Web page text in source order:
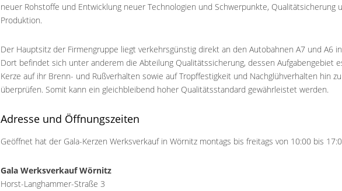
neuer Rohstoffe und Entwicklung neuer Technologien und Schwerpunkte, Qualitätsicherung
Produktion.
Der Hauptsitz der Firmengruppe liegt verkehrsgünstig direkt an den Autobahnen A7 und A6
Dort befindet sich unter anderem die Abteilung Qualitätssicherung, dessen Aufgabengebiet
Kerze auf ihr Brenn- und Rußverhalten sowie auf Tropffestigkeit und Nachglühverhalten hin zu
überprüfen. Somit kann ein gleichbleibend hoher Qualitätsstandard gewährleistet werden.
Adresse und Öffnungszeiten
Geöffnet hat der Gala-Kerzen Werksverkauf in Wörnitz montags bis freitags von 10:00 bis
Gala Werksverkauf Wörnitz
Horst-Langhammer-Straße 3